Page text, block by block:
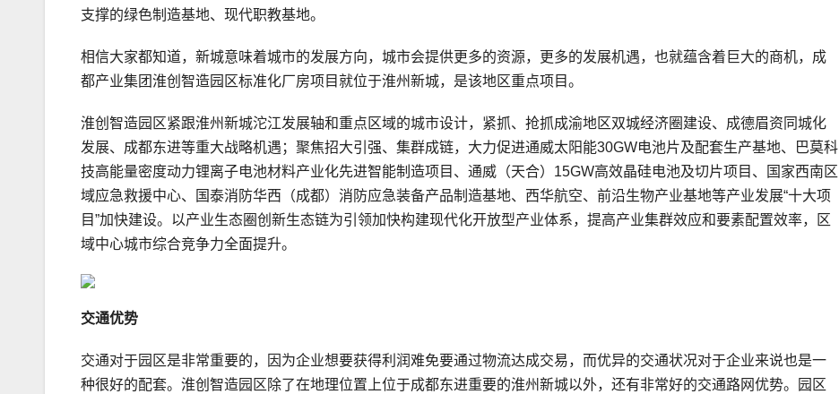
支撑的绿色制造基地、现代职教基地。
相信大家都知道，新城意味着城市的发展方向，城市会提供更多的资源，更多的发展机遇，也就蕴含着巨大的商机，成
都产业集团淮创智造园区标准化厂房项目就位于淮州新城，是该地区重点项目。
淮创智造园区紧跟淮州新城沱江发展轴和重点区域的城市设计，紧抓、抢抓成渝地区双城经济圈建设、成德眉资同城化
发展、成都东进等重大战略机遇；聚焦招大引强、集群成链，大力促进通威太阳能30GW电池片及配套生产基地、巴莫科
技高能量密度动力锂离子电池材料产业化先进智能制造项目、通威（天合）15GW高效晶硅电池及切片项目、国家西南区
域应急救援中心、国泰消防华西（成都）消防应急装备产品制造基地、西华航空、前沿生物产业基地等产业发展“十大项
目”加快建设。以产业生态圈创新生态链为引领加快构建现代化开放型产业体系，提高产业集群效应和要素配置效率，区
域中心城市综合竞争力全面提升。
交通优势
交通对于园区是非常重要的，因为企业想要获得利润难免要通过物流达成交易，而优异的交通状况对于企业来说也是一
种很好的配套。淮创智造园区除了在地理位置上位于成都东进重要的淮州新城以外，还有非常好的交通路网优势。园区